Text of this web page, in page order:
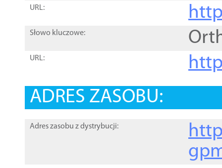
URL:
Słowo kluczowe:
URL:
ADRES ZASOBU:
Adres zasobu z dystrybucji: